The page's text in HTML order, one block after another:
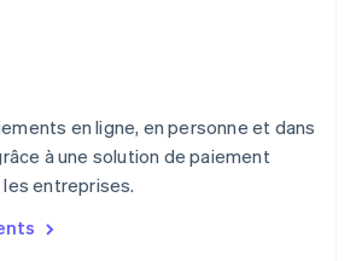
en ligne, en personne et dans
à une solution de paiement
entreprises.